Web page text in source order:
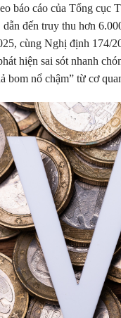
báo cáo của Tổng cục
dẫn đến truy thu hơn
cùng Nghị định 174/
hiện sai sót nhanh
bom nổ chậm” từ cơ